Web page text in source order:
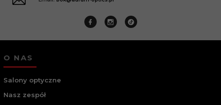
O NAS
Salony optyczne
Nasz zespół